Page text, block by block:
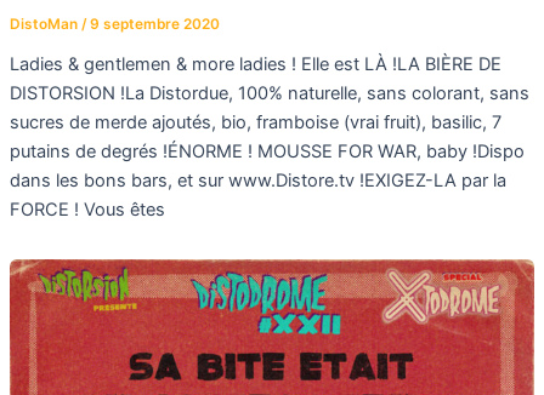
DistoMan /9 septembre 2020
Ladies & gentlemen & more ladies ! Elle est LÀ !LA BIÈRE DE
DISTORSION !La Distordue, 100% naturelle, sans colorant, sans
sucres de merde ajoutés, bio, framboise (vrai fruit), basilic, 7
putains de degrés !ÉNORME ! MOUSSE FOR WAR, baby !Dispo
dans les bons bars, et sur www.Distore.tv !EXIGEZ-LA par la
FORCE ! Vous êtes